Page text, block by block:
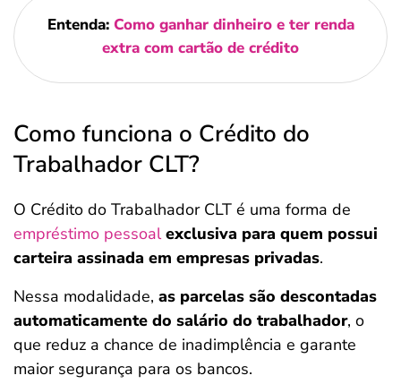
Entenda: Como ganhar dinheiro e ter renda
extra com cartão de crédito
Como funciona o Crédito do
Trabalhador CLT?
O Crédito do Trabalhador CLT é uma forma de
empréstimo pessoal exclusiva para quem possui
carteira assinada em empresas privadas.
Nessa modalidade, as parcelas são descontadas
automaticamente do salário do trabalhador, o
que reduz a chance de inadimplência e garante
maior segurança para os bancos.